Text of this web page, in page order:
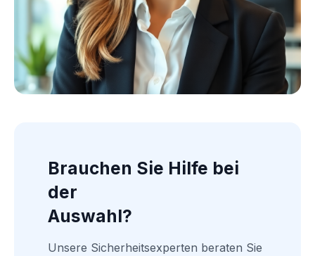
Brauchen Sie Hilfe bei
der
Auswahl?
Unsere Sicherheitsexperten beraten Sie